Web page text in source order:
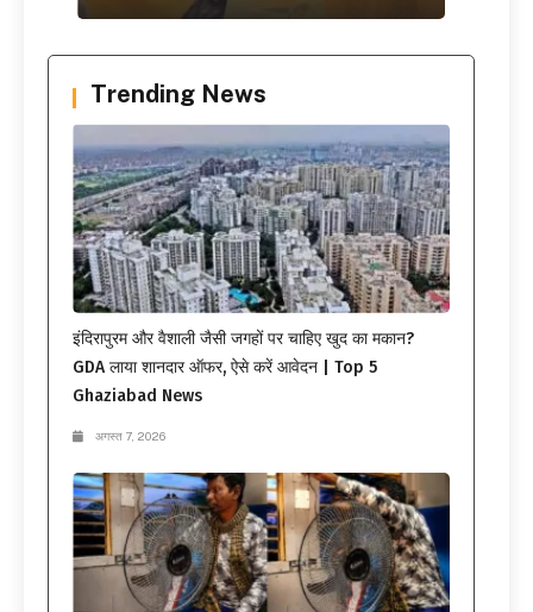
Trending News
इंदिरापुरम और वैशाली जैसी जगहों पर चाहिए खुद का मकान?
GDA लाया शानदार ऑफर, ऐसे करें आवेदन | Top 5
Ghaziabad News
अगस्त 7, 2026